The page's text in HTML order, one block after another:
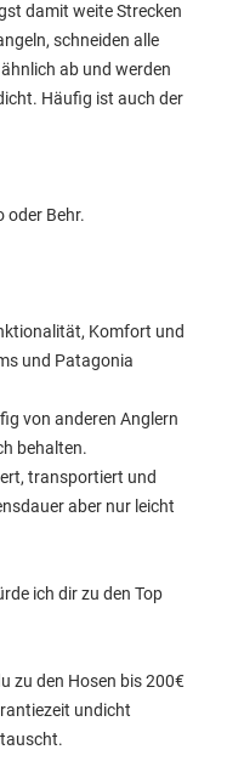
damit weite Strecken
schneiden alle
ab und werden
Häufig ist auch der
oder Behr.
Komfort und
und Patagonia
von anderen Anglern
behalten.
transportiert und
aber nur leicht
ich dir zu den Top
zu den Hosen bis 200€
undicht